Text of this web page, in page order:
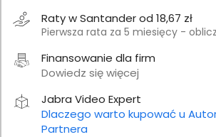
Raty w Santander od 18,67 zł
Pierwsza rata za 5 miesięcy - oblicz
Finansowanie dla firm
Dowiedz się więcej
Jabra Video Expert
Dlaczego warto kupować u
Partnera